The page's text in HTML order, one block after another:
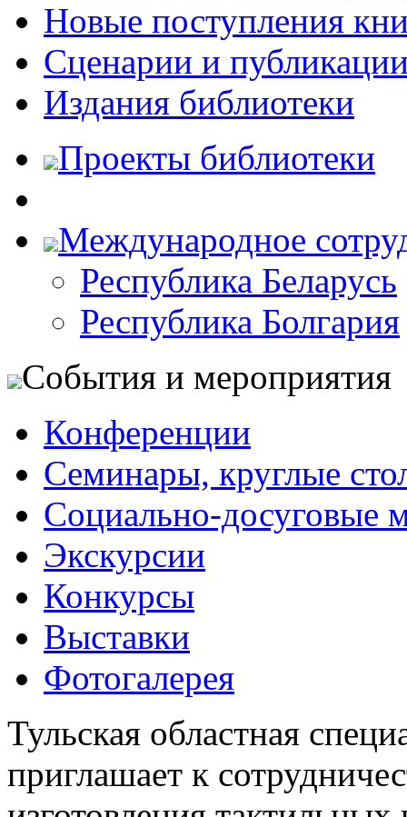
Новые поступления
Сценарии и
Издания библиотеки
Проекты библиотеки
Международное
Республика Беларусь
Республика Болгария
События и мероприятия
Конференции
Семинары, круглые
Социально-досуговые
Экскурсии
Конкурсы
Выставки
Фотогалерея
Тульская областная
приглашает к